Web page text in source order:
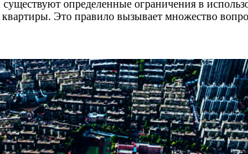
определенные ограничения в
квартиры. Это правило вызывает множество